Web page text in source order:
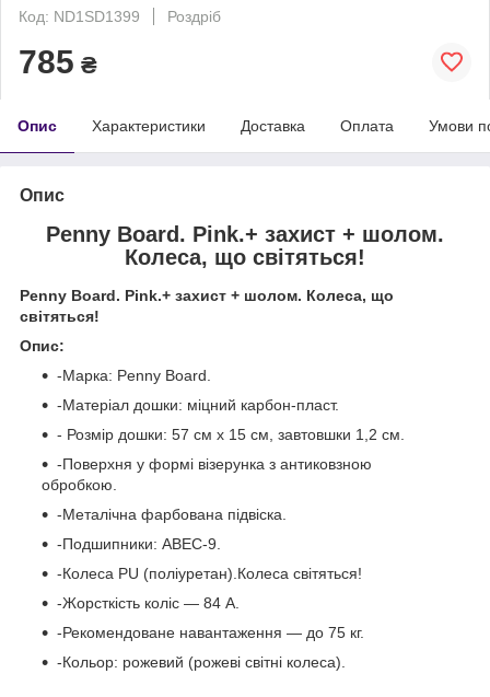
Код: ND1SD1399
Роздріб
785 ₴
Опис Характеристики Доставка Оплата Умови
Опис
Penny Board. Pink.+ захист + шолом.
Колеса, що світяться!
Penny Board. Pink.+ захист + шолом. Колеса, що
світяться!
Опис:
-Марка: Penny Board.
-Матеріал дошки: міцний карбон-пласт.
- Розмір дошки: 57 см х 15 см, завтовшки 1,2 см.
-Поверхня у формі візерунка з антиковзною
обробкою.
-Металічна фарбована підвіска.
-Подшипники: ABEC-9.
-Колеса PU (поліуретан).Колеса світяться!
-Жорсткість коліс — 84 А.
-Рекомендоване навантаження — до 75 кг.
-Кольор: рожевий (рожеві світні колеса).